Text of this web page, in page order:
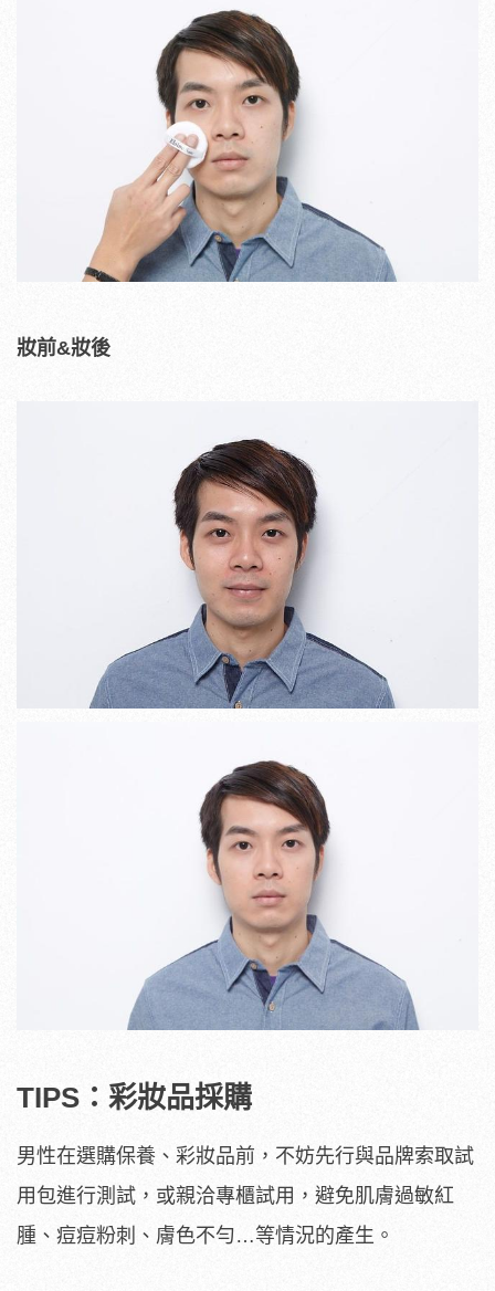
妝前&妝後
TIPS：彩妝品採購
男性在選購保養、彩妝品前，不妨先行與品牌索取試
用包進行測試，或親洽專櫃試用，避免肌膚過敏紅
腫、痘痘粉刺、膚色不勻…等情況的產生。